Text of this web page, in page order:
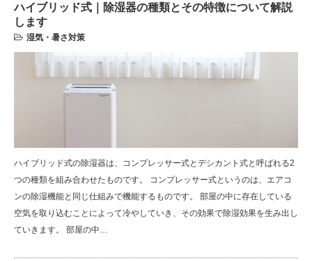
ハイブリッド式｜除湿器の種類とその特徴について解説
します
湿気・暑さ対策
ハイブリッド式の除湿器は、コンプレッサー式とデシカント式と呼ばれる2
つの種類を組み合わせたものです。 コンプレッサー式というのは、エアコ
ンの除湿機能と同じ仕組みで機能するものです。 部屋の中に存在している
空気を取り込むことによって冷やしていき、その効果で除湿効果を生み出し
ていきます。 部屋の中…